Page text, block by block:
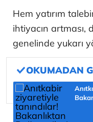
Hem yatırım
ihtiyacın artması,
genelinde yukarı